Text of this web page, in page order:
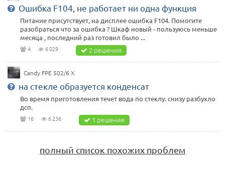
Ошибка F104, не работает ни одна функция
Питание присутствует, на дисплее ошибка F104. Помогите
разобраться что за ошибка ? Шкаф новый - пользуюсь меньше
месяца , последний раз готовил было ...
4 6 029 2 решения
Candy FPE 502/6 X
на стекле образуется конденсат
Во время приготовления течет вода по стеклу. снизу разбухло
дсп.
16 6 236 1 решение
полный список похожих проблем